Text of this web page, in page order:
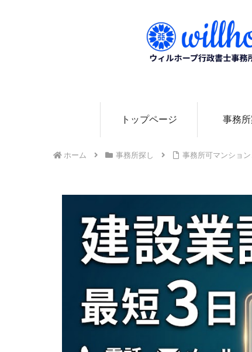
トップページ 事務
ホーム 事務所探し 事務所可マンショ